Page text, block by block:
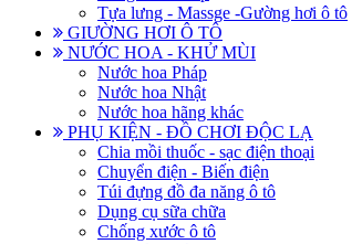
Tựa lưng - Massge -Gường hơi ô tô
GIƯỜNG HƠI Ô TÔ
NƯỚC HOA - KHỬ MÙI
Nước hoa Pháp
Nước hoa Nhật
Nước hoa hãng khác
PHỤ KIỆN - ĐỒ CHƠI ĐỘC LẠ
Chia mồi thuốc - sạc điện thoại
Chuyển điện - Biến điện
Túi đựng đồ đa năng ô tô
Dụng cụ sữa chữa
Chống xước ô tô